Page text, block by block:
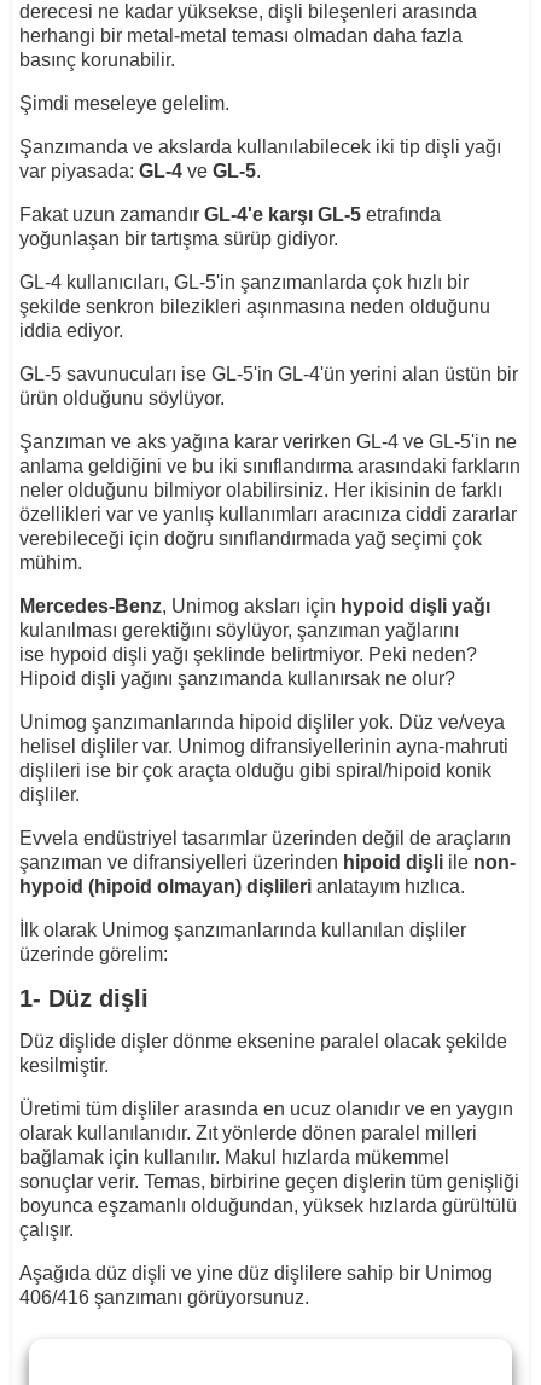
derecesi ne kadar yüksekse, dişli bileşenleri arasında
herhangi bir metal-metal teması olmadan daha fazla
basınç korunabilir.
Şimdi meseleye gelelim.
Şanzımanda ve akslarda kullanılabilecek iki tip dişli yağı
var piyasada: GL-4ve GL-5.
Fakat uzun zamandır GL-4'e karşı GL-5etrafında
yoğunlaşan bir tartışma sürüp gidiyor.
GL-4 kullanıcıları, GL-5'in şanzımanlarda çok hızlı bir
şekilde senkron bilezikleri aşınmasına neden olduğunu
iddia ediyor.
GL-5 savunucuları ise GL-5'in GL-4'ün yerini alan üstün bir
ürün olduğunu söylüyor.
Şanzıman ve aks yağına karar verirken GL-4 ve GL-5'in ne
anlama geldiğini ve bu iki sınıflandırma arasındaki farkların
neler olduğunu bilmiyor olabilirsiniz. Her ikisinin de farklı
özellikleri var ve yanlış kullanımları aracınıza ciddi zararlar
verebileceği için doğru sınıflandırmada yağ seçimi çok
mühim.
Mercedes-Benz, Unimog aksları için hypoid dişli yağı
kulanılması gerektiğını söylüyor, şanzıman yağlarını
ise hypoid dişli yağı şeklinde belirtmiyor. Peki neden?
Hipoid dişli yağını şanzımanda kullanırsak ne olur?
Unimog şanzımanlarında hipoid dişliler yok. Düz ve/veya
helisel dişliler var. Unimog difransiyellerinin ayna-mahruti
dişlileri ise bir çok araçta olduğu gibi spiral/hipoid konik
dişliler.
Evvela endüstriyel tasarımlar üzerinden değil de araçların
şanzıman ve difransiyelleri üzerinden hipoid dişliile non-
hypoid (hipoid olmayan) dişlilerianlatayım hızlıca.
İlk olarak Unimog şanzımanlarında kullanılan dişliler
üzerinde görelim:
1- Düz dişli
Düz dişlide dişler dönme eksenine paralel olacak şekilde
kesilmiştir.
Üretimi tüm dişliler arasında en ucuz olanıdır ve en yaygın
olarak kullanılanıdır. Zıt yönlerde dönen paralel milleri
bağlamak için kullanılır. Makul hızlarda mükemmel
sonuçlar verir. Temas, birbirine geçen dişlerin tüm genişliği
boyunca eşzamanlı olduğundan, yüksek hızlarda gürültülü
çalışır.
Aşağıda düz dişli ve yine düz dişlilere sahip bir Unimog
406/416 şanzımanı görüyorsunuz.